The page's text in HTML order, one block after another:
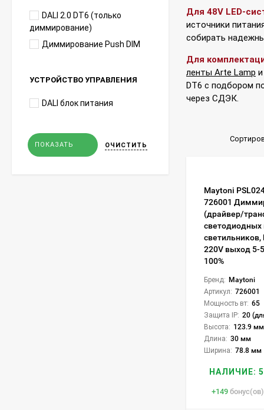
Для 48V LED-
источники
собирать
Для
ленты Arte Lamp и
DT6 с подбором
через СДЭК.
Maytoni
726001
(драйвер/
светодиодных
светильников,
220V выход 5-
100%
Бренд: Maytoni
Артикул: 726001
Мощность вт: 65
Защита IP: 20
Высота: 123.9 мм
Длина: 30 мм
Ширина: 78.8 мм
НАЛИЧИЕ:
+149 бонус(ов)
DALI 2.0 DT6 (только
диммирование)
Диммирование Push DIM
УСТРОЙСТВО УПРАВЛЕНИЯ
DALI блок питания
ПОКАЗАТЬ ОЧИСТИТЬ